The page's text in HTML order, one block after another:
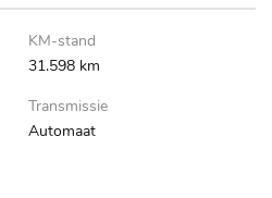
KM-stand
31.598 km
Transmissie
Automaat